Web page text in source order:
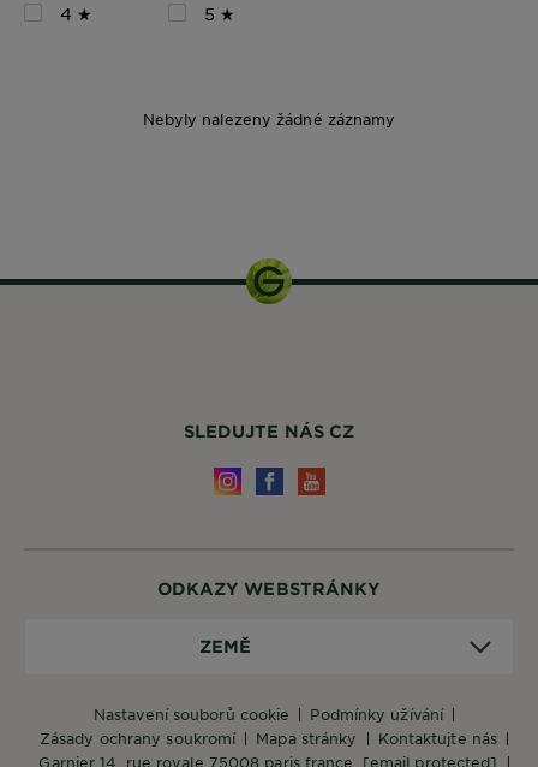
4 ★
5 ★
Nebyly nalezeny žádné záznamy
ODKAZY WEBSTRÁNKY
nastavení souborů cookie
podmínky užívání
zásady ochrany soukromí
mapa stránky
kontaktujte nás
garnier 14, rue royale 75008 paris france, [email protected]
ZEMĚ
SLEDUJTE NÁS CZ